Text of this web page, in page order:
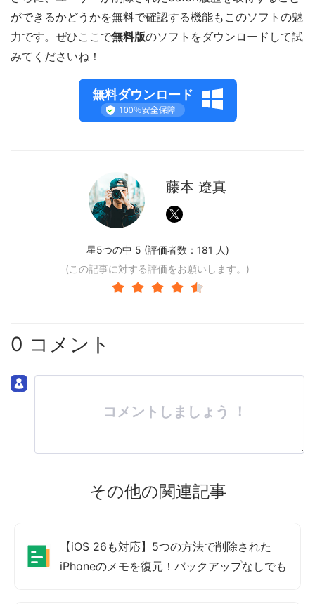
ができるかどうかを無料で確認する機能もこのソフトの魅
力です。ぜひここで無料版のソフトをダウンロードして試
みてくださいね！
無料ダウンロード
藤本 遼真
星5つの中 5 (評価者数： 181 人)
(この記事に対する評価をお願いします。)
0 コメント
コメントしましょう ！
その他の関連記事
【iOS 26も対応】5つの方法で削除された
iPhoneのメモを復元！バックアップなしでも